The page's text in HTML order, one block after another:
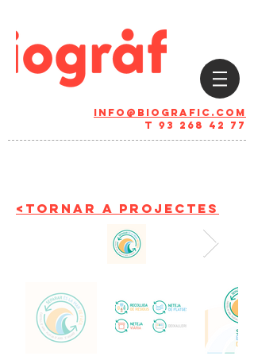
info@biografic.com
T 93 268 42 77
<tornar a projectes